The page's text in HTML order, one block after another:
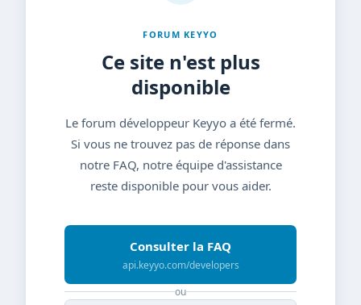
FORUM KEYYO
Ce site n'est plus
disponible
Le forum développeur Keyyo a été fermé.
Si vous ne trouvez pas de réponse dans
notre FAQ, notre équipe d'assistance
reste disponible pour vous aider.
Consulter la FAQ
api.keyyo.com/developers
ou